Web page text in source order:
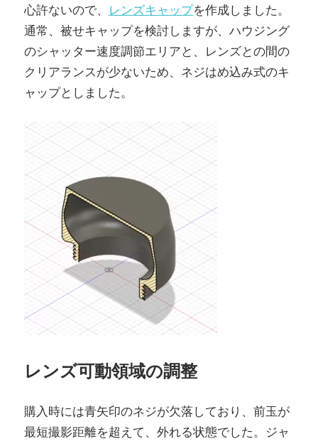
心許ないので、 レンズキャップを作成しました。
通常、被せキャップを検討しますが、ハウジング
のシャッター速度調節エリアと、レンズとの間の
クリアランスが少ないため、ネジはめ込み式のキ
ャップとしました。
レンズ可動領域の調整
購入時には青矢印のネジが欠落しており、前玉が
最短撮影距離を超えて、外れる状態でした。ジャ